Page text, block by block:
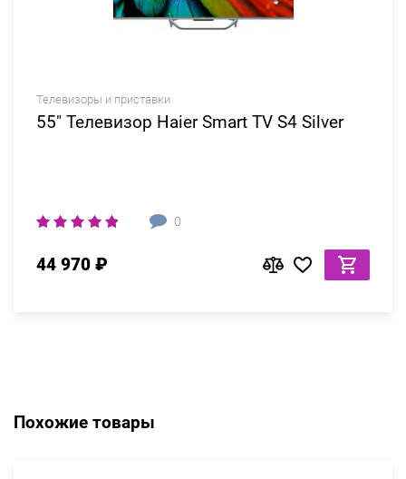
Телевизоры и приставки
55" Телевизор Haier Smart TV S4 Silver
0
44 970 ₽
Похожие товары